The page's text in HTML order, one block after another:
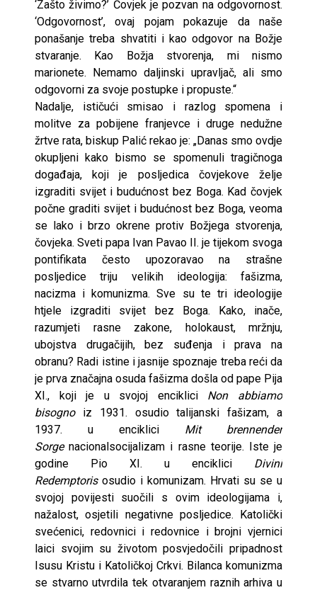
‘Zašto živimo?’ Čovjek je pozvan na odgovornost.
‘Odgovornost’, ovaj pojam pokazuje da naše
ponašanje treba shvatiti i kao odgovor na Božje
stvaranje. Kao Božja stvorenja, mi nismo
marionete. Nemamo daljinski upravljač, ali smo
odgovorni za svoje postupke i propuste.“
Nadalje, ističući smisao i razlog spomena i
molitve za pobijene franjevce i druge nedužne
žrtve rata, biskup Palić rekao je: „Danas smo ovdje
okupljeni kako bismo se spomenuli tragičnoga
događaja, koji je posljedica čovjekove želje
izgraditi svijet i budućnost bez Boga. Kad čovjek
počne graditi svijet i budućnost bez Boga, veoma
se lako i brzo okrene protiv Božjega stvorenja,
čovjeka. Sveti papa Ivan Pavao II. je tijekom svoga
pontifikata često upozoravao na strašne
posljedice triju velikih ideologija: fašizma,
nacizma i komunizma. Sve su te tri ideologije
htjele izgraditi svijet bez Boga. Kako, inače,
razumjeti rasne zakone, holokaust, mržnju,
ubojstva drugačijih, bez suđenja i prava na
obranu? Radi istine i jasnije spoznaje treba reći da
je prva značajna osuda fašizma došla od pape Pija
XI., koji je u svojoj enciklici Non abbiamo
bisognoiz 1931. osudio talijanski fašizam, a
1937. u enciklici Mit brennender
Sorgenacionalsocijalizam i rasne teorije. Iste je
godine Pio XI. u enciklici Divini
Redemptorisosudio i komunizam. Hrvati su se u
svojoj povijesti suočili s ovim ideologijama i,
nažalost, osjetili negativne posljedice. Katolički
svećenici, redovnici i redovnice i brojni vjernici
laici svojim su životom posvjedočili pripadnost
Isusu Kristu i Katoličkoj Crkvi. Bilanca komunizma
se stvarno utvrdila tek otvaranjem raznih arhiva u